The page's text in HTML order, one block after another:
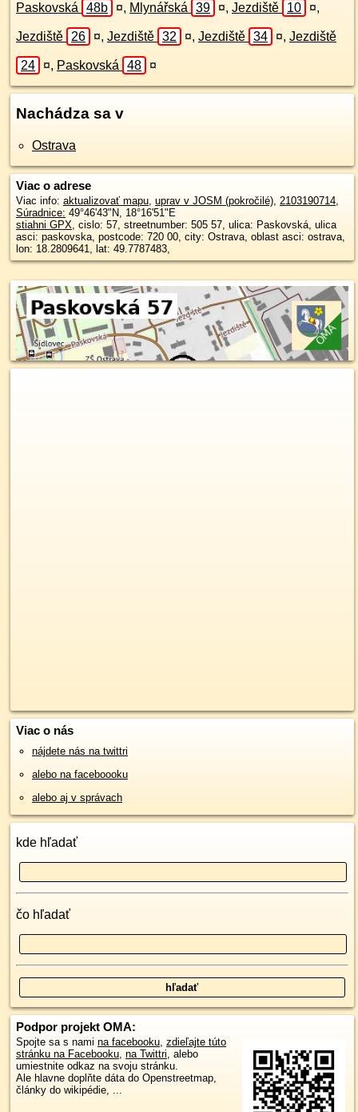
Paskovská 48b ¤, Mlynářská 39 ¤, Jezdiště 10 ¤,
Jezdiště 26 ¤, Jezdiště 32 ¤, Jezdiště 34 ¤, Jezdiště
24 ¤, Paskovská 48 ¤
Nachádza sa v
Ostrava
Viac o adrese
Viac info: aktualizovať mapu, uprav v JOSM (pokročilé), 2103190714,
Súradnice: 49°46'43"N, 18°16'51"E
stiahni GPX, cislo: 57, streetnumber: 505 57, ulica: Paskovská, ulica
asci: paskovska, postcode: 720 00, city: Ostrava, oblast asci: ostrava,
lon: 18.2809641, lat: 49.7787483,
Viac o nás
nájdete nás na twittri
alebo na faceboooku
alebo aj v správach
kde hľadať
čo hľadať
Podpor projekt OMA:
Spojte sa s nami na facebooku, zdieľajte túto
stránku na Facebooku, na Twittri, alebo
umiestnite odkaz na svoju stránku.
Ale hlavne doplňte dáta do Openstreetmap,
články do wikipédie, ...